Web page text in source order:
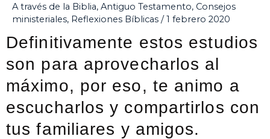
A través de la Biblia, Antiguo Testamento, Consejos
ministeriales, Reflexiones Bíblicas /1 febrero 2020
Definitivamente estos estudios
son para aprovecharlos al
máximo, por eso, te animo a
escucharlos y compartirlos con
tus familiares y amigos.